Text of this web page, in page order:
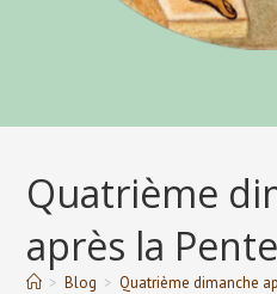
Quatrième
après la
> Blog > Quatrième dimanche